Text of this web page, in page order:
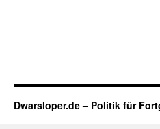
Dwarsloper.de – Politik für